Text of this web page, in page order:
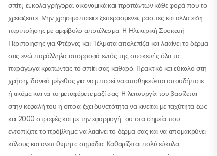
σπίτι, εύκολα γρήγορα, οικονομικά και προπάντων κάθε φορά που το
χρειάζεστε. Μην χρησιμοποιείτε ξεπερασμένες ράσπες και άλλα είδη
περιποίησης με αμφίβολο αποτέλεσμα. Η Ηλεκτρική Συσκευή
Περιποίησης για Φτέρνες και Πέλματα απολεπίζει και λειαίνει το δέρμα
σας ενώ παράλληλα απορροφά εντός της συσκευής όλα τα
παράγωγα κρατώντας το σπίτι σας καθαρό. Πρακτικό και εύκολο στη
χρήση, ιδανικό μέγεθος για να μπορεί να αποθηκεύεται οπουδήποτε
ή ακόμα και να το μεταφέρετε μαζί σας. Η λειτουργία του βασίζεται
στην κεφαλή του η οποία έχει δυνατότητα να κινείται με ταχύτητα έως
και 2000 στροφές και με την εφαρμογή του στα σημεία που
εντοπίζετε το πρόβλημα να λειαίνει το δέρμα σας και να απομακρύνει
κάλους και ανεπιθύμητα σημάδια. Καθαρίζεται πολύ εύκολα